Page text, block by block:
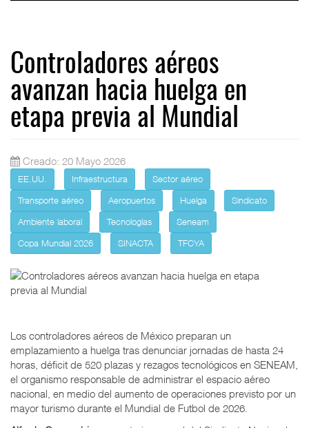
Controladores aéreos
avanzan hacia huelga en
etapa previa al Mundial
Creado: 20 Mayo 2026
EE.UU. Infraestructura
Sector aéreo
Transporte aéreo
Aeropuertos Huelga
Sindicato
Ambiente laboral
Tecnologías
Seneam
Copa Mundial 2026
SINACTA TFCYA
Los controladores aéreos de México preparan un
emplazamiento a huelga tras denunciar jornadas de hasta 24
horas, déficit de 520 plazas y rezagos tecnológicos en SENEAM,
el organismo responsable de administrar el espacio aéreo
nacional, en medio del aumento de operaciones previsto por un
mayor turismo durante el Mundial de Futbol de 2026.